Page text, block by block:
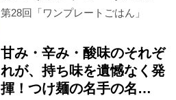
第28回「ワンプレートごはん」
甘み・辛み・酸味のそれぞ
れが、持ち味を遺憾なく発
揮！つけ麺の名手の名…